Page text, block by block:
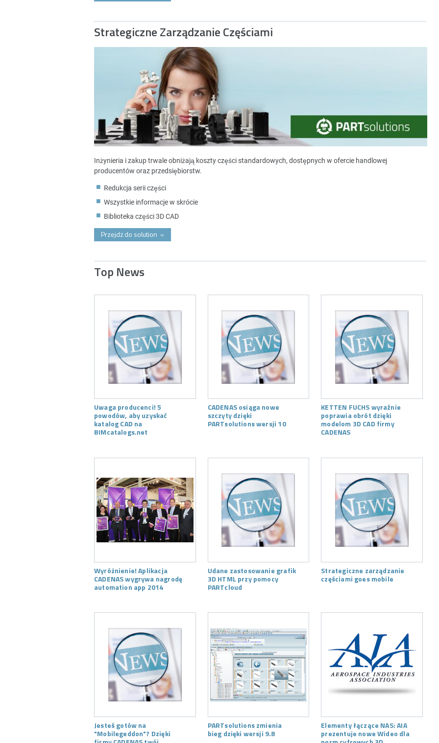
Strategiczne Zarządzanie Częściami
Inżynieria i zakup trwale obniżają koszty części standardowych, dostępnych w ofercie handlowej
producentów oraz przedsiębiorstw.
Redukcja serii części
Wszystkie informacje w skrócie
Biblioteka części 3D CAD
Przejdż do solution »
Top News
Uwaga producenci! 5
powodów, aby uzyskać
katalog CAD na
BIMcatalogs.net
CADENAS osiąga nowe
szczyty dzięki
PARTsolutions wersji 10
KETTEN FUCHS wyraźnie
poprawia obrót dzięki
modelom 3D CAD firmy
CADENAS
Wyróżnienie! Aplikacja
CADENAS wygrywa nagrodę
automation app 2014
Udane zastosowanie grafik
3D HTML przy pomocy
PARTcloud
Strategiczne zarządzanie
częściami goes mobile
Jesteś gotów na
"Mobilegeddon"? Dzięki
PARTsolutions zmienia
bieg dzięki wersji 9.8
Elementy łączące NAS: AIA
prezentuje nowe Wideo dla